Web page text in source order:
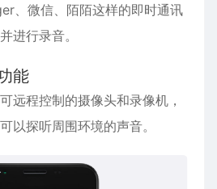
、微信、陌陌这样的即时通讯
进行录音。
能
远程控制的摄像头和录像机，
以探听周围环境的声音。